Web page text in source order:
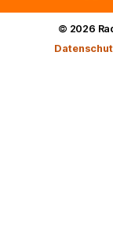
© 2026